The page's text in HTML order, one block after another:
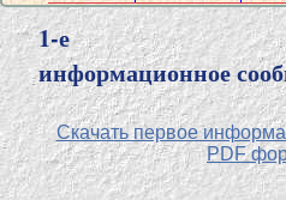
1-е
информационное
Скачать первое
PDF